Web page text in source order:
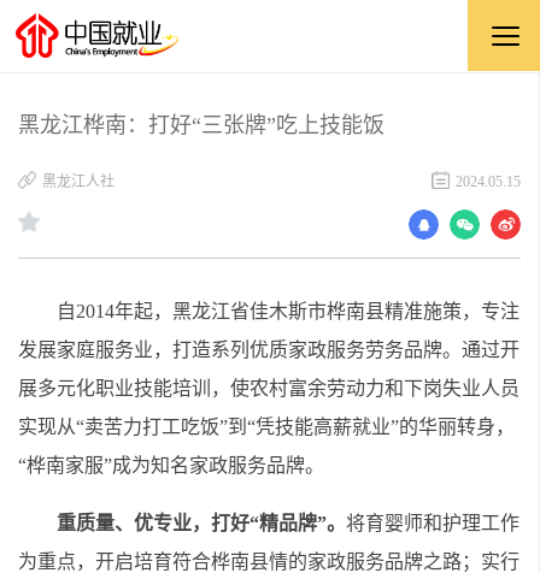
黑龙江桦南：打好“三张牌”吃上技能饭
黑龙江人社 2024.05.15
自2014年起，黑龙江省佳木斯市桦南县精准施策，专注
发展家庭服务业，打造系列优质家政服务劳务品牌。通过开
展多元化职业技能培训，使农村富余劳动力和下岗失业人员
实现从“卖苦力打工吃饭”到“凭技能高薪就业”的华丽转身，
“桦南家服”成为知名家政服务品牌。
重质量、优专业，打好“精品牌”。 将育婴师和护理工作
为重点，开启培育符合桦南县情的家政服务品牌之路；实行